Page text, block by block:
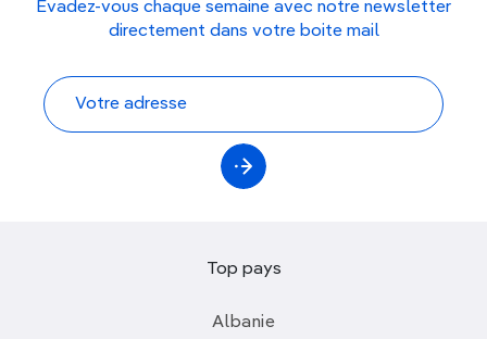
Évadez-vous chaque semaine avec notre newsletter
directement dans votre boite mail
Top pays
Albanie